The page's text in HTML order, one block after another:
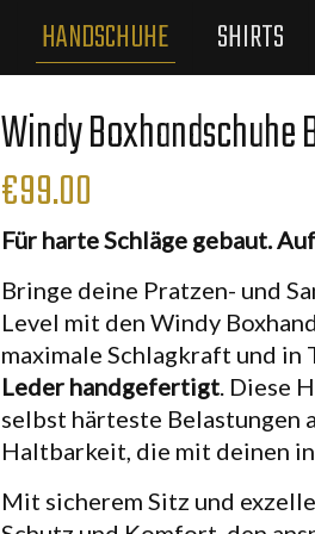
HANDSCHUHE SHIRTS
Windy Boxhandschuhe
€99.00
Für harte Schläge gebaut.
Bringe deine Pratzen- und
Level mit den Windy
maximale Schlagkraft und in
Leder handgefertigt. Diese
selbst härteste Belastungen
Haltbarkeit, die mit deinen
Mit sicherem Sitz und